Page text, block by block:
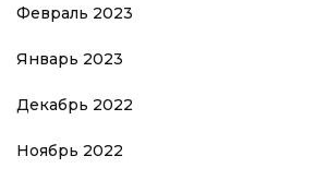
Февраль 2023
Январь 2023
Декабрь 2022
Ноябрь 2022